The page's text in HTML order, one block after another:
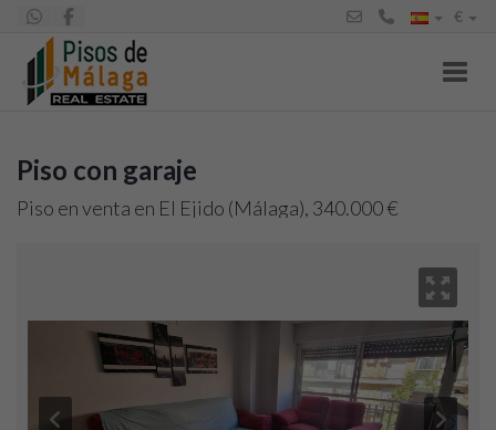
€
Piso con garaje
Piso en venta en El Ejido (Málaga), 340.000 €